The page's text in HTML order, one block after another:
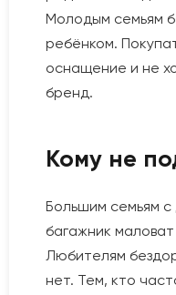
Молодым семьям
ребёнком.
оснащение и не
бренд.
Кому не
Большим семьям
багажник
Любителям
нет. Тем, кто